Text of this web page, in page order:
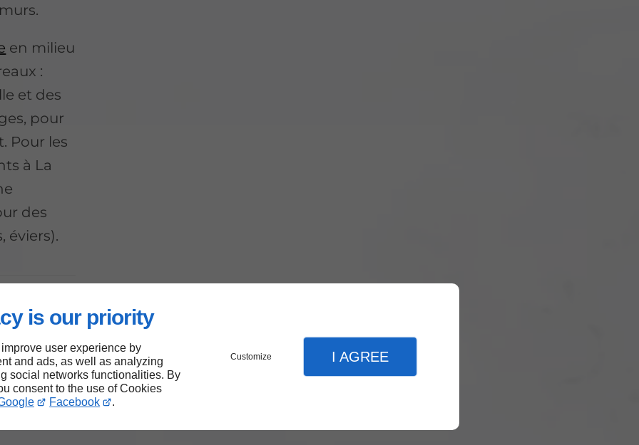
is our priority
user experience by
and ads, as well as analyzing
social networks functionalities. By
consent to the use of Cookies
Facebook .
Customize I AGREE
en milieu
:
et des
pour
Pour les
à La
des
éviers).